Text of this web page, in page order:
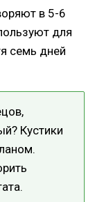
в 5-6
для
семь дней
Кустики